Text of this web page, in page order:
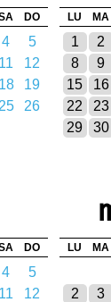
DO
4
5
11
12
18
19
25
26
LU MA
1 2
8
9
15
16
22
23
29
30
DO
4
5
11
12
LU MA
2
3